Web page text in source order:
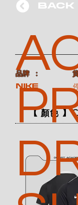
【 顏色 】
BACK
​品牌 ：
NIKE